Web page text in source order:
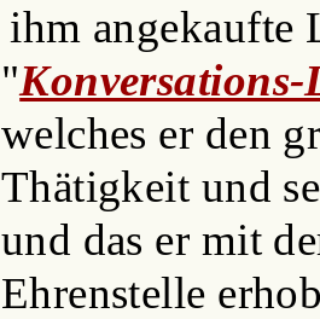
ihm angekaufte
"
welches er den
Thätigkeit und
und das er mit
Ehrenstelle